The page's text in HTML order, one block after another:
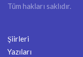
Tüm hakları saklıdır.
Şiirleri
Yazıları